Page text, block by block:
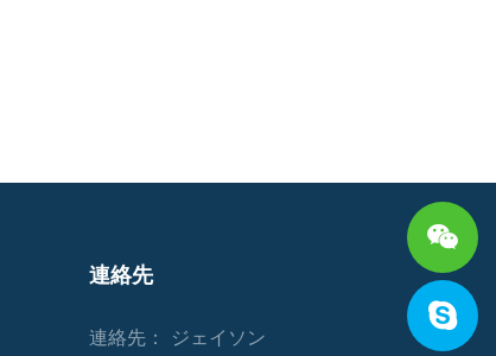
連絡先
連絡先： ジェイソン